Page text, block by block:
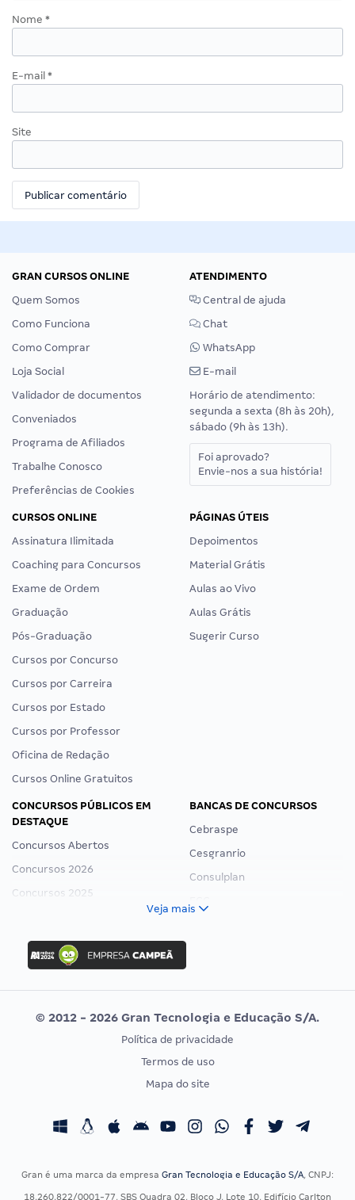
Nome *
E-mail *
Site
GRAN CURSOS ONLINE
Quem Somos
Como Funciona
Como Comprar
Loja Social
Validador de documentos
Conveniados
Programa de Afiliados
Trabalhe Conosco
Preferências de Cookies
ATENDIMENTO
Central de ajuda
Chat
WhatsApp
E-mail
Horário de atendimento:
segunda a sexta (8h às 20h),
sábado (9h às 13h).
Foi aprovado?
Envie-nos a sua história!
CURSOS ONLINE
Assinatura Ilimitada
Coaching para Concursos
Exame de Ordem
Graduação
Pós-Graduação
Cursos por Concurso
Cursos por Carreira
Cursos por Estado
Cursos por Professor
Oficina de Redação
Cursos Online Gratuitos
PÁGINAS ÚTEIS
Depoimentos
Material Grátis
Aulas ao Vivo
Aulas Grátis
Sugerir Curso
CONCURSOS PÚBLICOS EM
DESTAQUE
Concursos Abertos
Concursos 2026
Concursos 2025
Concurso Ibama
Concurso MPU
Editais publicados
BANCAS DE CONCURSOS
Cebraspe
Cesgranrio
Consulplan
Vunesp
CONCURSOS POR PROFISSÃO
Concursos Fiscais
EXAME DE ORDEM
Calendário OAB
Veja mais
© 2012 - 2026 Gran Tecnologia e Educação S/A.
Política de privacidade
Termos de uso
Mapa do site
Gran é uma marca da empresa Gran Tecnologia e Educação S/A, CNPJ:
18.260.822/0001-77, SBS Quadra 02, Bloco J, Lote 10, Edifício Carlton